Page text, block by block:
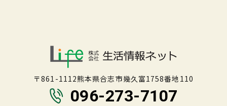
〒861-1112熊本県合志市幾久富1758番地110
096-273-7107